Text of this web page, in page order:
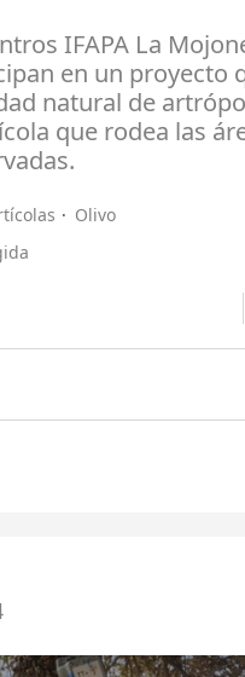
IFAPA La
en un proyecto
natural de
que rodea las
Olivo